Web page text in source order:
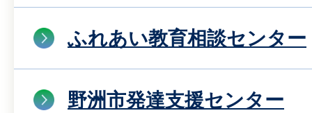
ふれあい教育相談センター
野洲市発達支援センター